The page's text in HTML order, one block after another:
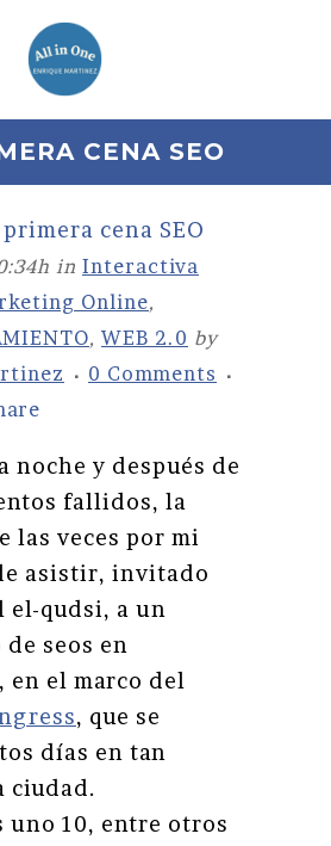
CENA SEO
cena SEO
in Interactiva
Online,
, WEB 2.0 by
0 Comments
noche y después de
fallidos, la
las veces por mi
asistir, invitado
el-qudsi, a un
seos en
en el marco del
, que se
días en tan
ciudad.
uno 10, entre otros